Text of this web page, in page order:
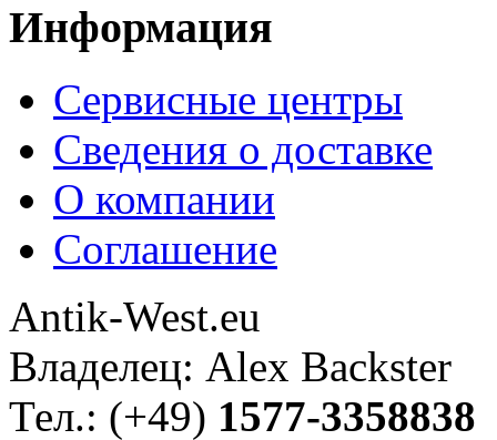
Информация
Сервисные центры
Сведения о доставке
О компании
Соглашение
Antik-West.eu
Владелец: Alex Backster
Тел.: (+49) 1577-3358838